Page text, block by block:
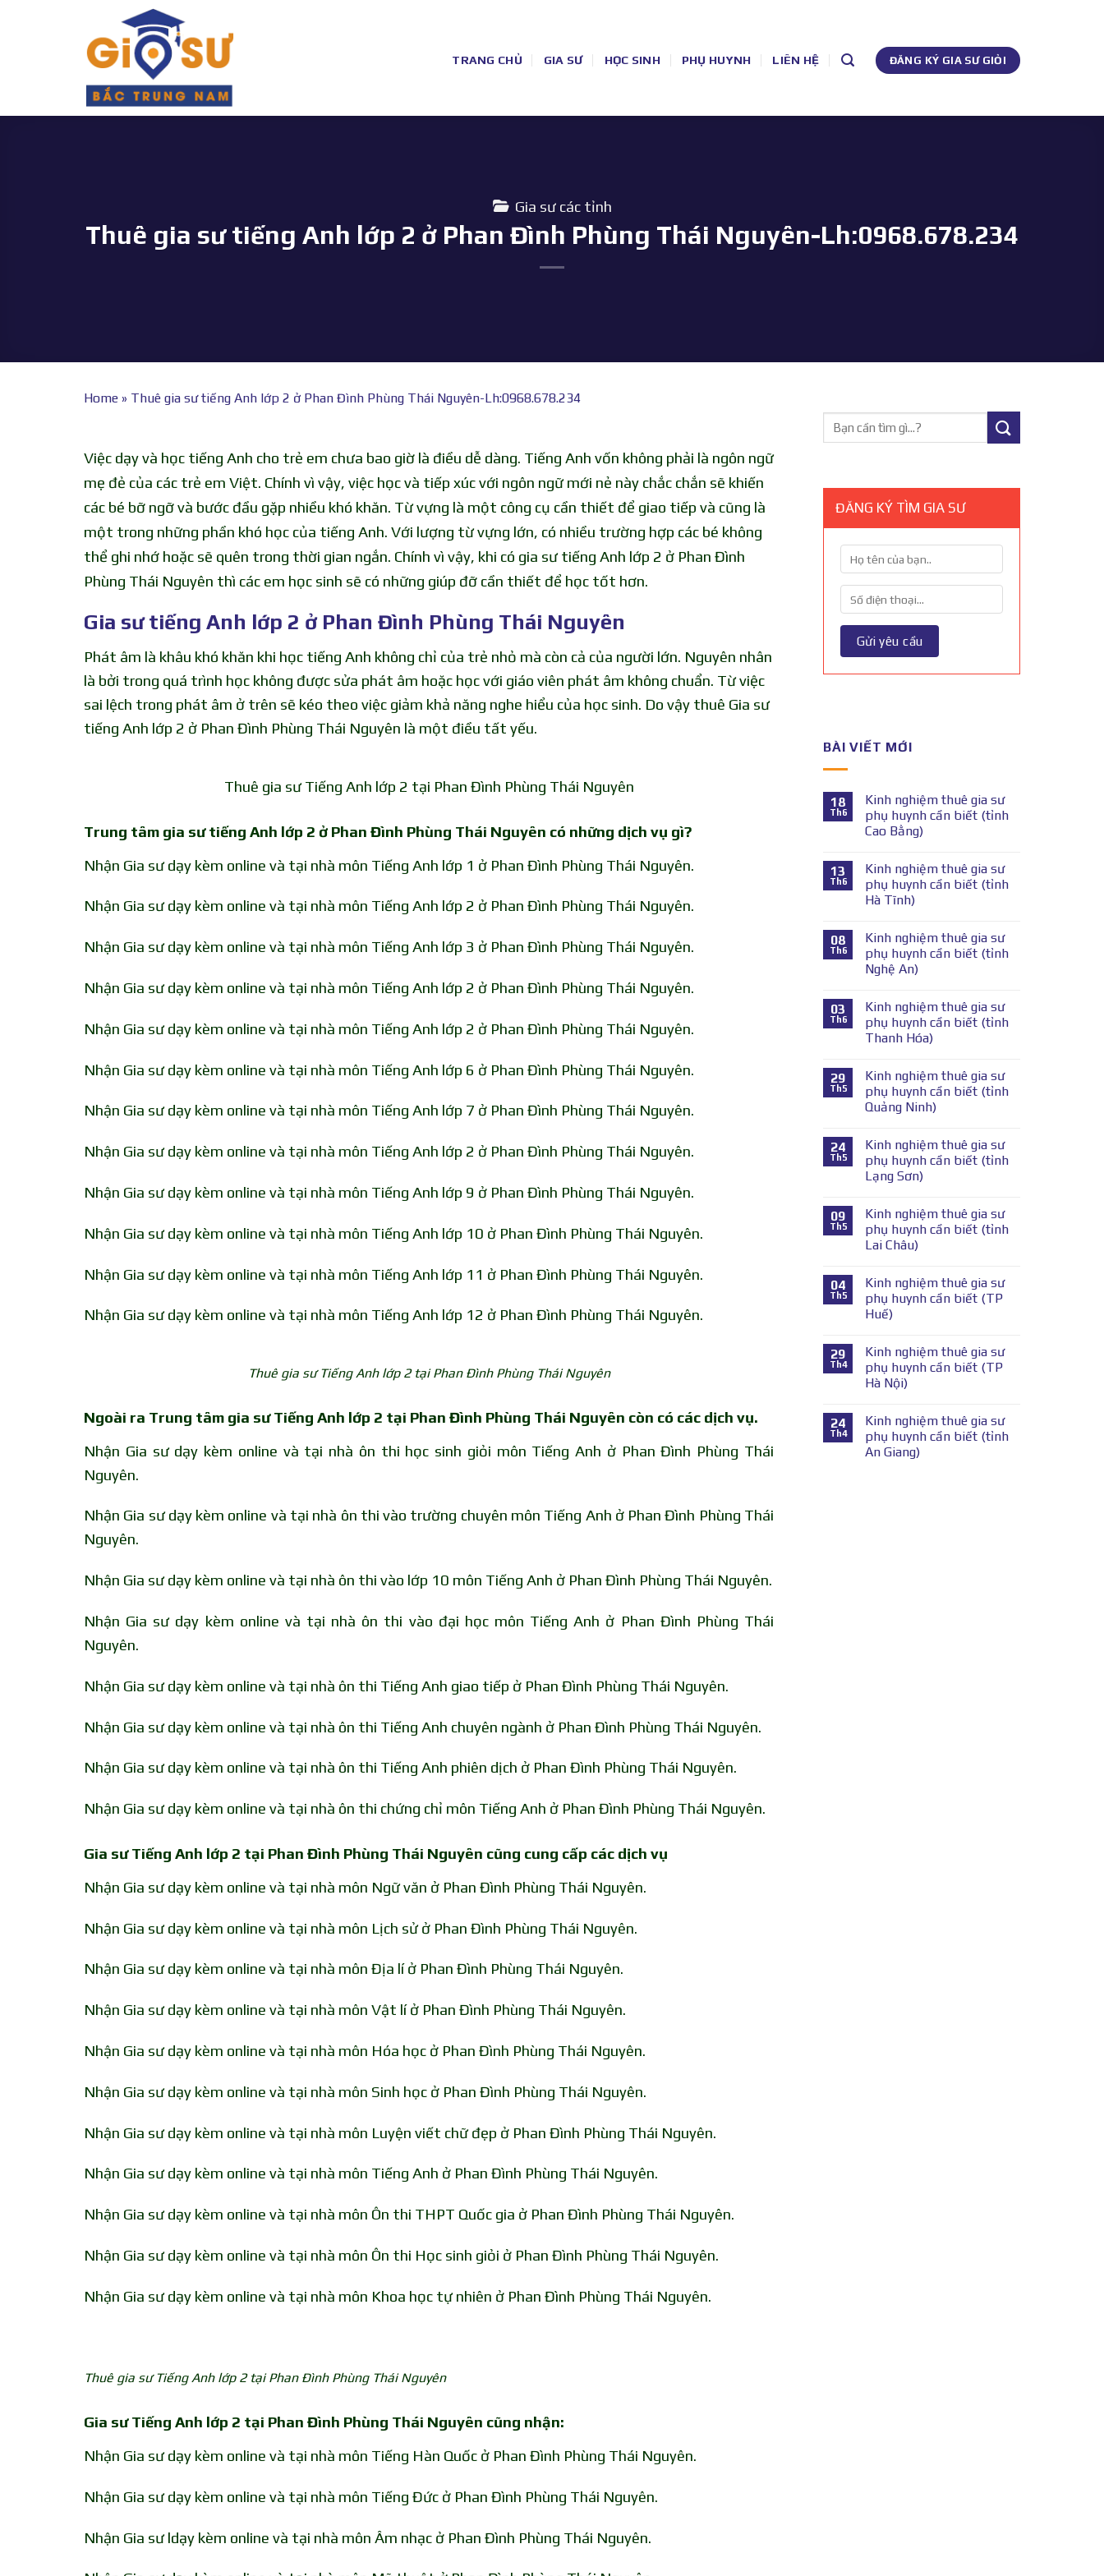
TRANG CHỦ GIA SƯ HỌC SINH PHỤ HUYNH LIÊN HỆ ĐĂNG KÝ GIA SƯ GIỎI
Gia sư các tỉnh
Thuê gia sư tiếng Anh lớp 2 ở Phan Đình Phùng Thái Nguyên-Lh:0968.678.234
Home » Thuê gia sư tiếng Anh lớp 2 ở Phan Đình Phùng Thái Nguyên-Lh:0968.678.234
Việc dạy và học tiếng Anh cho trẻ em chưa bao giờ là điều dễ dàng. Tiếng Anh vốn không phải là ngôn ngữ
mẹ đẻ của các trẻ em Việt. Chính vì vậy, việc học và tiếp xúc với ngôn ngữ mới nẻ này chắc chắn sẽ khiến
các bé bỡ ngỡ và bước đầu gặp nhiều khó khăn. Từ vựng là một công cụ cần thiết để giao tiếp và cũng là
một trong những phần khó học của tiếng Anh. Với lượng từ vựng lớn, có nhiều trường hợp các bé không
thể ghi nhớ hoặc sẽ quên trong thời gian ngắn. Chính vì vậy, khi có gia sư tiếng Anh lớp 2 ở Phan Đình
Phùng Thái Nguyên thì các em học sinh sẽ có những giúp đỡ cần thiết để học tốt hơn.
Gia sư tiếng Anh lớp 2 ở Phan Đình Phùng Thái Nguyên
Phát âm là khâu khó khăn khi học tiếng Anh không chỉ của trẻ nhỏ mà còn cả của người lớn. Nguyên nhân
là bởi trong quá trình học không được sửa phát âm hoặc học với giáo viên phát âm không chuẩn. Từ việc
sai lệch trong phát âm ở trên sẽ kéo theo việc giảm khả năng nghe hiểu của học sinh. Do vậy thuê Gia sư
tiếng Anh lớp 2 ở Phan Đình Phùng Thái Nguyên là một điều tất yếu.
Thuê gia sư Tiếng Anh lớp 2 tại Phan Đình Phùng Thái Nguyên
Trung tâm gia sư tiếng Anh lớp 2 ở Phan Đình Phùng Thái Nguyên có những dịch vụ gì?
Nhận Gia sư dạy kèm online và tại nhà môn Tiếng Anh lớp 1 ở Phan Đình Phùng Thái Nguyên.
Nhận Gia sư dạy kèm online và tại nhà môn Tiếng Anh lớp 2 ở Phan Đình Phùng Thái Nguyên.
Nhận Gia sư dạy kèm online và tại nhà môn Tiếng Anh lớp 3 ở Phan Đình Phùng Thái Nguyên.
Nhận Gia sư dạy kèm online và tại nhà môn Tiếng Anh lớp 2 ở Phan Đình Phùng Thái Nguyên.
Nhận Gia sư dạy kèm online và tại nhà môn Tiếng Anh lớp 2 ở Phan Đình Phùng Thái Nguyên.
Nhận Gia sư dạy kèm online và tại nhà môn Tiếng Anh lớp 6 ở Phan Đình Phùng Thái Nguyên.
Nhận Gia sư dạy kèm online và tại nhà môn Tiếng Anh lớp 7 ở Phan Đình Phùng Thái Nguyên.
Nhận Gia sư dạy kèm online và tại nhà môn Tiếng Anh lớp 2 ở Phan Đình Phùng Thái Nguyên.
Nhận Gia sư dạy kèm online và tại nhà môn Tiếng Anh lớp 9 ở Phan Đình Phùng Thái Nguyên.
Nhận Gia sư dạy kèm online và tại nhà môn Tiếng Anh lớp 10 ở Phan Đình Phùng Thái Nguyên.
Nhận Gia sư dạy kèm online và tại nhà môn Tiếng Anh lớp 11 ở Phan Đình Phùng Thái Nguyên.
Nhận Gia sư dạy kèm online và tại nhà môn Tiếng Anh lớp 12 ở Phan Đình Phùng Thái Nguyên.
Thuê gia sư Tiếng Anh lớp 2 tại Phan Đình Phùng Thái Nguyên
Ngoài ra Trung tâm gia sư Tiếng Anh lớp 2 tại Phan Đình Phùng Thái Nguyên còn có các dịch vụ.
Nhận Gia sư dạy kèm online và tại nhà ôn thi học sinh giỏi môn Tiếng Anh ở Phan Đình Phùng Thái
Nguyên.
Nhận Gia sư dạy kèm online và tại nhà ôn thi vào trường chuyên môn Tiếng Anh ở Phan Đình Phùng Thái
Nguyên.
Nhận Gia sư dạy kèm online và tại nhà ôn thi vào lớp 10 môn Tiếng Anh ở Phan Đình Phùng Thái Nguyên.
Nhận Gia sư dạy kèm online và tại nhà ôn thi vào đại học môn Tiếng Anh ở Phan Đình Phùng Thái
Nguyên.
Nhận Gia sư dạy kèm online và tại nhà ôn thi Tiếng Anh giao tiếp ở Phan Đình Phùng Thái Nguyên.
Nhận Gia sư dạy kèm online và tại nhà ôn thi Tiếng Anh chuyên ngành ở Phan Đình Phùng Thái Nguyên.
Nhận Gia sư dạy kèm online và tại nhà ôn thi Tiếng Anh phiên dịch ở Phan Đình Phùng Thái Nguyên.
Nhận Gia sư dạy kèm online và tại nhà ôn thi chứng chỉ môn Tiếng Anh ở Phan Đình Phùng Thái Nguyên.
Gia sư Tiếng Anh lớp 2 tại Phan Đình Phùng Thái Nguyên cũng cung cấp các dịch vụ
Nhận Gia sư dạy kèm online và tại nhà môn Ngữ văn ở Phan Đình Phùng Thái Nguyên.
Nhận Gia sư dạy kèm online và tại nhà môn Lịch sử ở Phan Đình Phùng Thái Nguyên.
Nhận Gia sư dạy kèm online và tại nhà môn Địa lí ở Phan Đình Phùng Thái Nguyên.
Nhận Gia sư dạy kèm online và tại nhà môn Vật lí ở Phan Đình Phùng Thái Nguyên.
Nhận Gia sư dạy kèm online và tại nhà môn Hóa học ở Phan Đình Phùng Thái Nguyên.
Nhận Gia sư dạy kèm online và tại nhà môn Sinh học ở Phan Đình Phùng Thái Nguyên.
Nhận Gia sư dạy kèm online và tại nhà môn Luyện viết chữ đẹp ở Phan Đình Phùng Thái Nguyên.
Nhận Gia sư dạy kèm online và tại nhà môn Tiếng Anh ở Phan Đình Phùng Thái Nguyên.
Nhận Gia sư dạy kèm online và tại nhà môn Ôn thi THPT Quốc gia ở Phan Đình Phùng Thái Nguyên.
Nhận Gia sư dạy kèm online và tại nhà môn Ôn thi Học sinh giỏi ở Phan Đình Phùng Thái Nguyên.
Nhận Gia sư dạy kèm online và tại nhà môn Khoa học tự nhiên ở Phan Đình Phùng Thái Nguyên.
Thuê gia sư Tiếng Anh lớp 2 tại Phan Đình Phùng Thái Nguyên
Gia sư Tiếng Anh lớp 2 tại Phan Đình Phùng Thái Nguyên cũng nhận:
Nhận Gia sư dạy kèm online và tại nhà môn Tiếng Hàn Quốc ở Phan Đình Phùng Thái Nguyên.
Nhận Gia sư dạy kèm online và tại nhà môn Tiếng Đức ở Phan Đình Phùng Thái Nguyên.
Nhận Gia sư ldạy kèm online và tại nhà môn Âm nhạc ở Phan Đình Phùng Thái Nguyên.
ĐĂNG KÝ TÌM GIA SƯ
BÀI VIẾT MỚI
18
Th6
Kinh nghiệm thuê gia sư
phụ huynh cần biết (tỉnh
Cao Bằng)
13
Th6
Kinh nghiệm thuê gia sư
phụ huynh cần biết (tỉnh
Hà Tĩnh)
08
Th6
Kinh nghiệm thuê gia sư
phụ huynh cần biết (tỉnh
Nghệ An)
03
Th6
Kinh nghiệm thuê gia sư
phụ huynh cần biết (tỉnh
Thanh Hóa)
29
Th5
Kinh nghiệm thuê gia sư
phụ huynh cần biết (tỉnh
Quảng Ninh)
24
Th5
Kinh nghiệm thuê gia sư
phụ huynh cần biết (tỉnh
Lạng Sơn)
09
Th5
Kinh nghiệm thuê gia sư
phụ huynh cần biết (tỉnh
Lai Châu)
04
Th5
Kinh nghiệm thuê gia sư
phụ huynh cần biết (TP
Huế)
29
Th4
Kinh nghiệm thuê gia sư
phụ huynh cần biết (TP
Hà Nội)
24
Th4
Kinh nghiệm thuê gia sư
phụ huynh cần biết (tỉnh
An Giang)